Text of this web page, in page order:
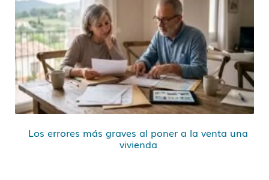
Los errores más graves al poner a la venta una
vivienda